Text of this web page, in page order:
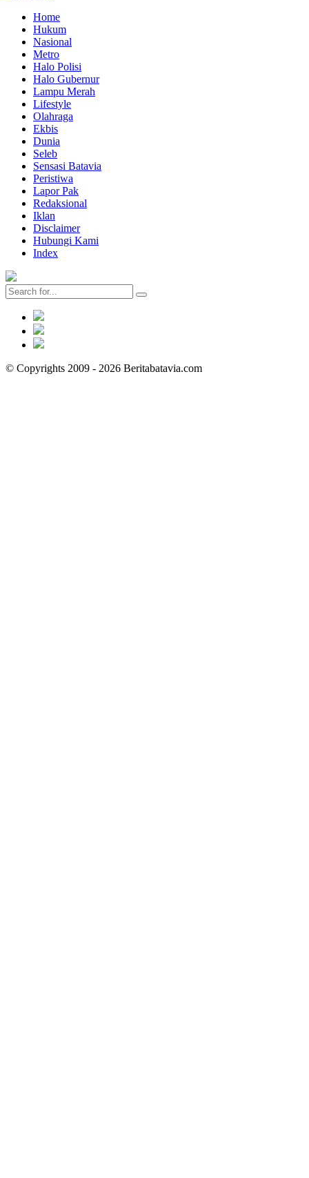
Home
Hukum
Nasional
Metro
Halo Polisi
Halo Gubernur
Lampu Merah
Lifestyle
Olahraga
Ekbis
Dunia
Seleb
Sensasi Batavia
Peristiwa
Lapor Pak
Redaksional
Iklan
Disclaimer
Hubungi Kami
Index
© Copyrights 2009 - 2026 Beritabatavia.com